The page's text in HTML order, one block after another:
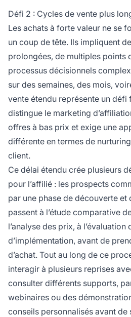
Défi 2 : Cycles de vente plus
Les achats à forte valeur ne se
un coup de tête. Ils impliquent
prolongées, de multiples points
processus décisionnels
sur des semaines, des mois,
vente étendu représente un défi
distingue le marketing
offres à bas prix et exige une
différente en termes de
client.
Ce délai étendu crée plusieurs
pour l’affilié : les prospects
par une phase de découverte et
passent à l’étude comparative
l’analyse des prix, à
d’implémentation, avant de
d’achat. Tout au long de ce
interagir à plusieurs reprises
consulter différents supports,
webinaires ou des
conseils personnalisés avant de